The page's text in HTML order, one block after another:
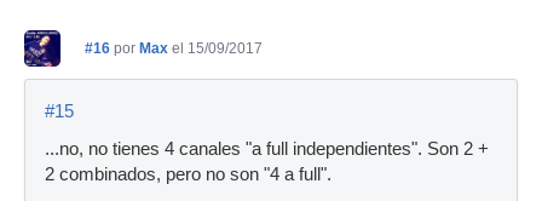
#16 por Max el 15/09/2017
#15
...no, no tienes 4 canales "a full independientes". Son 2 +
2 combinados, pero no son "4 a full".